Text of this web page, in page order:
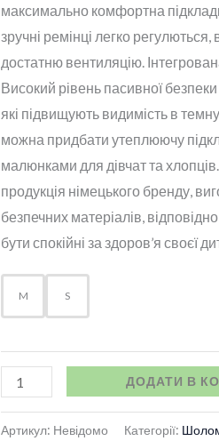
максимально комфортна
зручні ремінці легко
достатню вентиляцію.
Високий рівень пасивної
які підвищують видимість в
можна придбати утеплюючу
малюнками для дівчат та
продукція німецького бренду,
безпечних матеріалів,
бути спокійні за здоров’я своєї
M S
ДОДАТИ В
Артикул: Невідомо Категорії: